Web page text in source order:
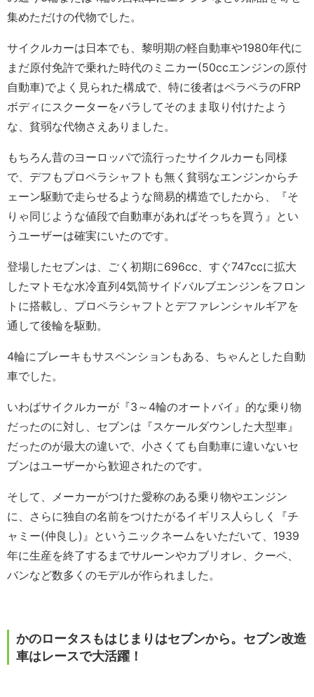
集めただけの代物でした。
サイクルカーは日本でも、黎明期の軽自動車や1980年代に
まだ原付免許で乗れた時代のミニカー(50ccエンジンの原付
自動車)でよく見られた構成で、特に後者はペラペラのFRP
ボディにスクーターをバラしてそのまま取り付けたよう
な、貧弱な代物さえありました。
もちろん昔のヨーロッパで流行ったサイクルカーも同様
で、デフもプロペラシャフトも無く貧弱なエンジンからチ
ェーン駆動で走らせるような簡易的構造でしたから、『そ
りゃ同じような値段で自動車があればそっちを買う』とい
うユーザーは確実にいたのです。
登場したセブンは、ごく初期に696cc、すぐ747ccに拡大
したマトモな水冷直列4気筒サイドバルブエンジンをフロン
トに搭載し、プロペラシャフトとデファレンシャルギアを
通して後輪を駆動。
4輪にブレーキもサスペンションもある、ちゃんとした自動
車でした。
いわばサイクルカーが『3～4輪のオートバイ』的な乗り物
だったのに対し、セブンは『スケールダウンした大型車』
だったのが最大の違いで、小さくても自動車に違いないセ
ブンはユーザーから歓迎されたのです。
そして、メーカーがつけた愛称のある乗り物やエンジン
に、さらに独自の名前をつけたがるイギリス人らしく『チ
ャミー(仲良し)』というニックネームをいただいて、1939
年に生産を終了するまでサルーンやカブリオレ、クーペ、
バンなど数多くのモデルが作られました。
かのロータスもはじまりはセブンから。セブン改造
車はレースで大活躍！